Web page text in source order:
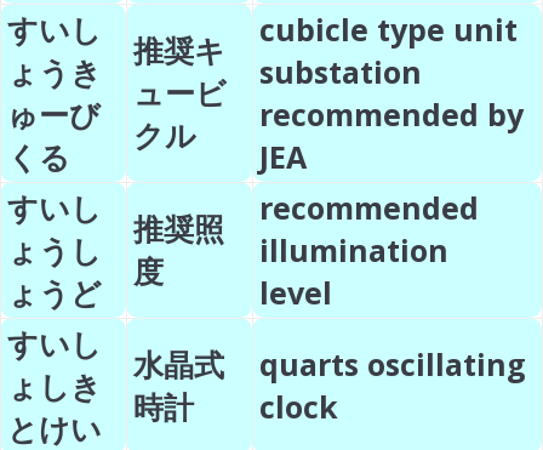
すいし
ょうき
ゅーび
くる
推奨キ
ュービ
クル
cubicle type unit
substation
recommended by
JEA
すいし
ょうし
ょうど
推奨照
度
recommended
illumination
level
すいし
ょしき
とけい
水晶式
時計
quarts oscillating
clock